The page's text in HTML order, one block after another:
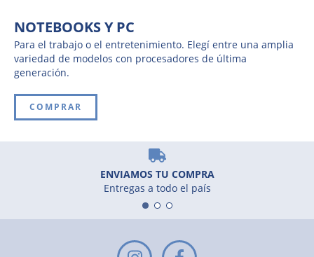
NOTEBOOKS Y PC
Para el trabajo o el entretenimiento. Elegí entre una amplia
variedad de modelos con procesadores de última
generación.
COMPRAR
ENVIAMOS TU COMPRA
Entregas a todo el país